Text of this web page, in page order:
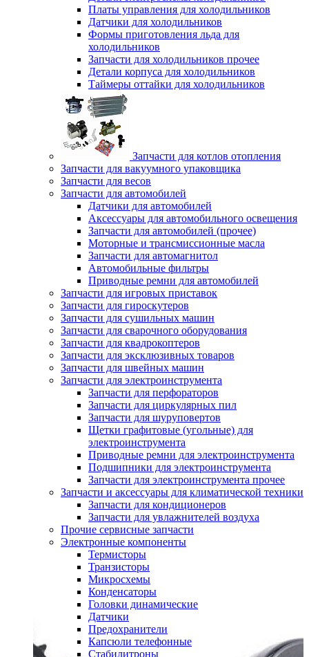
Платы управления для холодильников
Датчики для холодильников
Формы приготовления льда для
холодильников
Запчасти для холодильников прочее
Детали корпуса для холодильников
Таймеры оттайки для холодильников
Запчасти для котлов отопления
Запчасти для вакуумного упаковщика
Запчасти для весов
Запчасти для автомобилей
Датчики для автомобилей
Аксессуары для автомобильного освещения
Запчасти для автомобилей (прочее)
Моторные и трансмиссионные масла
Запчасти для автомагнитол
Автомобильные фильтры
Приводные ремни для автомобилей
Запчасти для игровых приставок
Запчасти для гироскутеров
Запчасти для сушильных машин
Запчасти для сварочного оборудования
Запчасти для квадрокоптеров
Запчасти для эксклюзивных товаров
Запчасти для швейных машин
Запчасти для электроинструмента
Запчасти для перфораторов
Запчасти для циркулярных пил
Запчасти для шуруповертов
Щетки графитовые (угольные) для
электроинструмента
Приводные ремни для электроинструмента
Подшипники для электроинструмента
Запчасти для электроинструмента прочее
Запчасти и аксессуары для климатической техники
Запчасти для кондиционеров
Запчасти для увлажнителей воздуха
Прочие сервисные запчасти
Электронные компоненты
Термисторы
Транзисторы
Микросхемы
Конденсаторы
Головки динамические
Датчики
Предохранители
Капсюли телефонные
Стабилитроны